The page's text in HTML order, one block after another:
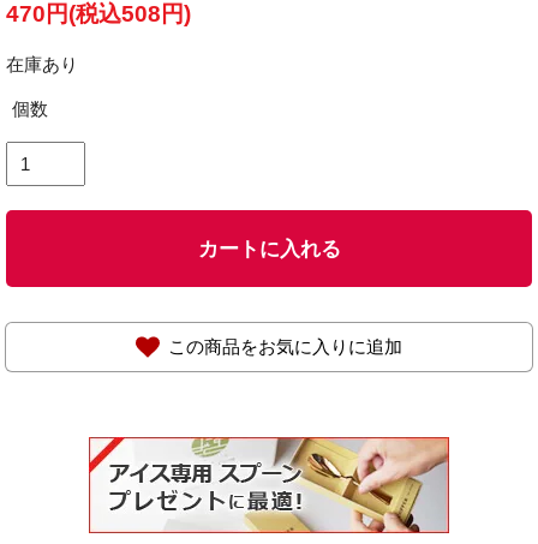
470円(税込508円)
在庫あり
個数
カートに入れる
この商品をお気に入りに追加